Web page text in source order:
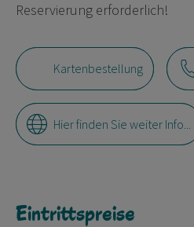
Reservierung erforderlich!
Kartenbestellung
Hier finden Sie weiter Info...
Eintrittspreise